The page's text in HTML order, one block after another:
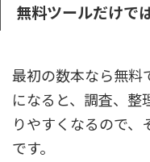
無料ツールだけで
最初の数本なら無料
になると、調査、整
りやすくなるので
です。